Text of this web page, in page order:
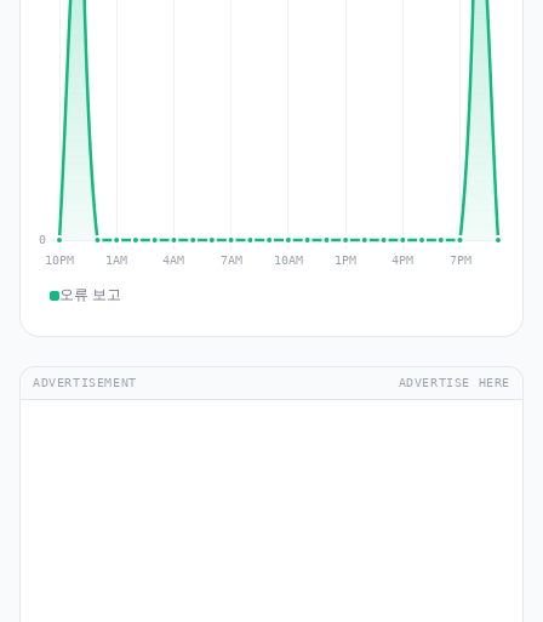
오류 보고
ADVERTISEMENT ADVERTISE HERE